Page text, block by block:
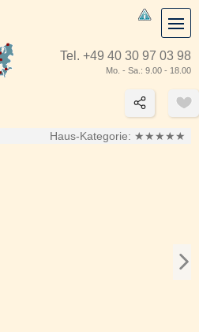
Tel. +49 40 30 97 03 98
Mo. - Sa.: 9.00 - 18.00
Haus-Kategorie: ★★★★★